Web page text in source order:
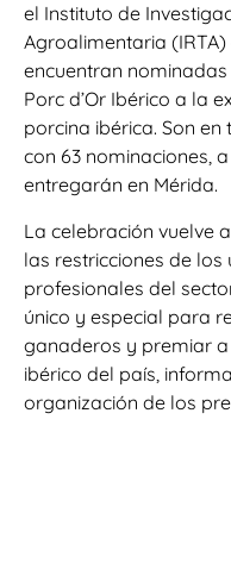
el Instituto de
Agroalimentaria
encuentran
Porc d’Or Ibérico a la
porcina ibérica. Son
con 63 nominaciones,
entregarán en Mérida.
La celebración vuelve
las restricciones de los
profesionales del
único y especial para
ganaderos y premiar
ibérico del país,
organización de los